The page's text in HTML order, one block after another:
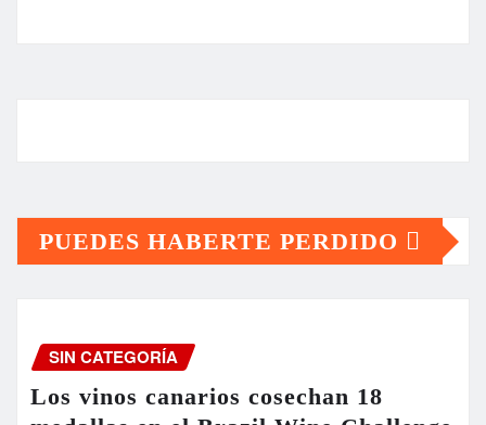
PUEDES HABERTE PERDIDO
SIN CATEGORÍA
Los vinos canarios cosechan 18